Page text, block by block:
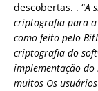
descobertas. . “A
criptografia para a
como feito pelo
criptografia do
implementação do
muitos Os